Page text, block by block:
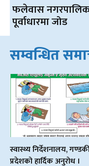
फलेवास
पूर्वाधारमा जोड
सम्वन्धित
स्वास्थ्य निर्देशनालय,
प्रदेशको हार्दिक अनुरोध ।